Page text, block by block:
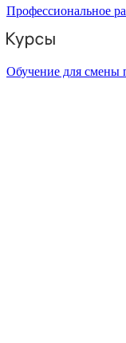
Профессиональное
Обучение для смены